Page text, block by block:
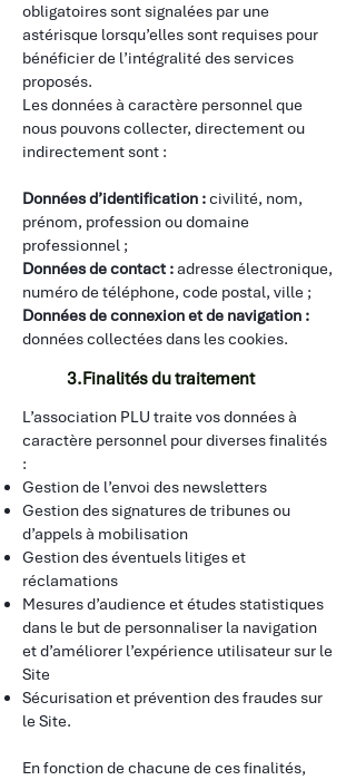
obligatoires sont signalées par une
astérisque lorsqu’elles sont requises pour
bénéficier de l’intégralité des services
proposés.
Les données à caractère personnel que
nous pouvons collecter, directement ou
indirectement sont :
Données d’identification :civilité, nom,
prénom, profession ou domaine
professionnel ;
Données de contact :adresse électronique,
numéro de téléphone, code postal, ville ;
Données de connexion et de navigation :
données collectées dans les cookies.
3.Finalités du traitement
L’association PLU traite vos données à
caractère personnel pour diverses finalités
:
Gestion de l’envoi des newsletters
Gestion des signatures de tribunes ou
d’appels à mobilisation
Gestion des éventuels litiges et
réclamations
Mesures d’audience et études statistiques
dans le but de personnaliser la navigation
et d’améliorer l’expérience utilisateur sur le
Site
Sécurisation et prévention des fraudes sur
le Site.
En fonction de chacune de ces finalités,